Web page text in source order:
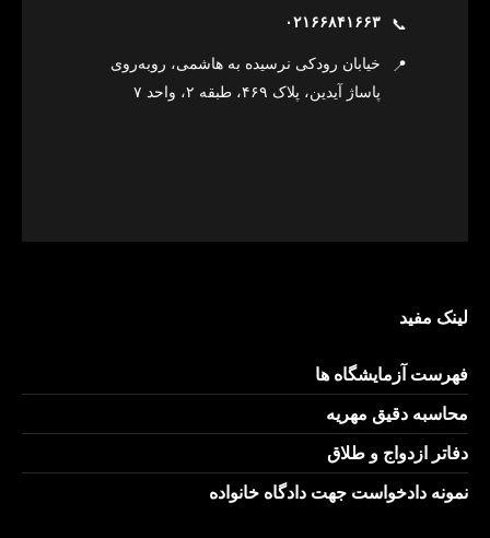
📞 ۰۲۱۶۶۸۴۱۶۶۳
📍
خیابان رودکی نرسیده به هاشمی، روبه‌روی
پاساژ آیدین، پلاک ۴۶۹، طبقه ۲، واحد ۷
لینک مفید
فهرست آزمایشگاه ها
محاسبه دقیق مهریه
دفاتر ازدواج و طلاق
نمونه دادخواست جهت دادگاه خانواده